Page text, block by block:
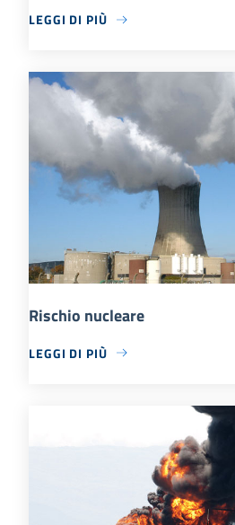
LEGGI DI PIÙ
Rischio nucleare
LEGGI DI PIÙ